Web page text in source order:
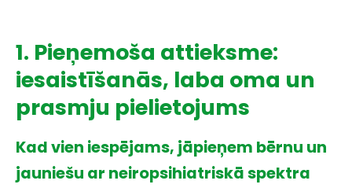
1. Pieņemoša attieksme:
iesaistīšanās, laba oma un
prasmju pielietojums
Kad vien iespējams, jāpieņem bērnu un
jauniešu ar neiropsihiatriskā spektra